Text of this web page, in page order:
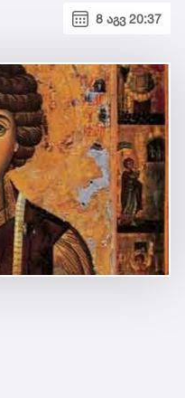
8 აგვ 20:37